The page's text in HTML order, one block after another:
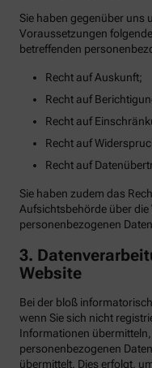
Sie haben gegenüber uns
Voraussetzungen
betreffenden
Recht auf Auskunft;
Recht auf
Recht auf
Recht auf
Recht auf
Sie haben zudem das
Aufsichtsbehörde über
personenbezogenen
3.
Website
Bei der bloß
wenn Sie sich nicht
Informationen
personenbezogenen
übermittelt. Dies erfolgt,